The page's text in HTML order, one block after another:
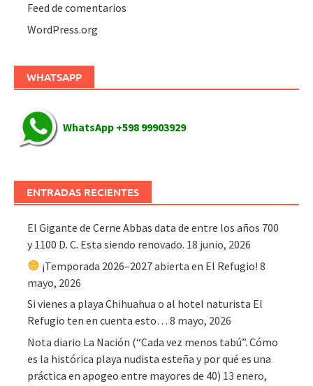
Feed de comentarios
WordPress.org
WHATSAPP
WhatsApp +598 99903929
ENTRADAS RECIENTES
El Gigante de Cerne Abbas data de entre los años 700
y 1100 D. C. Esta siendo renovado. 18 junio, 2026
¡Temporada 2026–2027 abierta en El Refugio! 8
mayo, 2026
Si vienes a playa Chihuahua o al hotel naturista El
Refugio ten en cuenta esto… 8 mayo, 2026
Nota diario La Nación (“Cada vez menos tabú”. Cómo
es la histórica playa nudista esteña y por qué es una
práctica en apogeo entre mayores de 40) 13 enero,